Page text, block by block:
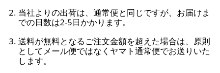
当社よりの出荷は、通常便と同じですが、お届けま
での日数は2-5日かかります。
送料が無料となるご注文金額を超えた場合は、原則
としてメール便ではなくヤマト通常便でお送りいた
します。